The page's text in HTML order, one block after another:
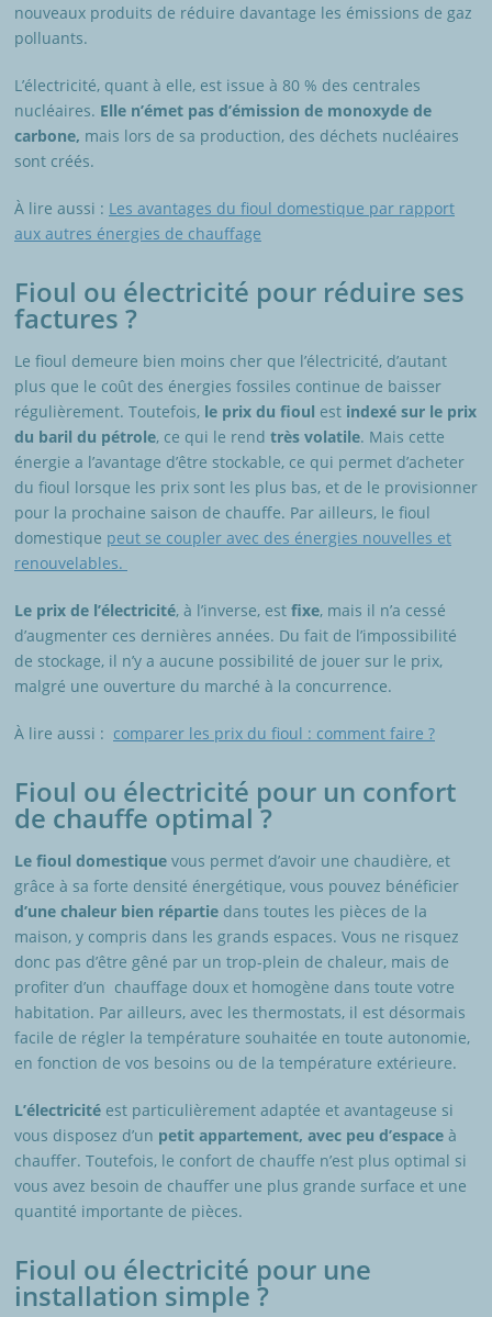
nouveaux produits de réduire davantage les émissions de gaz
polluants.
L’électricité, quant à elle, est issue à 80 % des centrales
nucléaires. Elle n’émet pas d’émission de monoxyde de
carbone, mais lors de sa production, des déchets nucléaires
sont créés.
À lire aussi : Les avantages du fioul domestique par rapport
aux autres énergies de chauffage
Fioul ou électricité pour réduire ses
factures ?
Le fioul demeure bien moins cher que l’électricité, d’autant
plus que le coût des énergies fossiles continue de baisser
régulièrement. Toutefois, le prix du fioul est indexé sur le prix
du baril du pétrole, ce qui le rend très volatile. Mais cette
énergie a l’avantage d’être stockable, ce qui permet d’acheter
du fioul lorsque les prix sont les plus bas, et de le provisionner
pour la prochaine saison de chauffe. Par ailleurs, le fioul
domestique peut se coupler avec des énergies nouvelles et
renouvelables.
Le prix de l’électricité, à l’inverse, est fixe, mais il n’a cessé
d’augmenter ces dernières années. Du fait de l’impossibilité
de stockage, il n’y a aucune possibilité de jouer sur le prix,
malgré une ouverture du marché à la concurrence.
À lire aussi : comparer les prix du fioul : comment faire ?
Fioul ou électricité pour un confort
de chauffe optimal ?
Le fioul domestique vous permet d’avoir une chaudière, et
grâce à sa forte densité énergétique, vous pouvez bénéficier
d’une chaleur bien répartie dans toutes les pièces de la
maison, y compris dans les grands espaces. Vous ne risquez
donc pas d’être gêné par un trop-plein de chaleur, mais de
profiter d’un chauffage doux et homogène dans toute votre
habitation. Par ailleurs, avec les thermostats, il est désormais
facile de régler la température souhaitée en toute autonomie,
en fonction de vos besoins ou de la température extérieure.
L’électricité est particulièrement adaptée et avantageuse si
vous disposez d’un petit appartement, avec peu d’espace à
chauffer. Toutefois, le confort de chauffe n’est plus optimal si
vous avez besoin de chauffer une plus grande surface et une
quantité importante de pièces.
Fioul ou électricité pour une
installation simple ?